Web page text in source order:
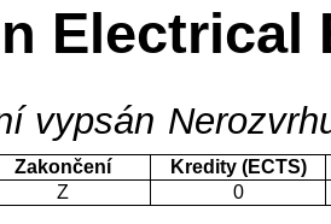
Electrical
vypsán
Zakončení
Kredity (ECTS)
Z 0